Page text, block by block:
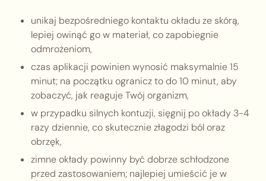
unikaj bezpośredniego kontaktu okładu ze skórą,
lepiej owinąć go w materiał, co zapobiegnie
odmrożeniom,
czas aplikacji powinien wynosić maksymalnie 15
minut; na początku ogranicz to do 10 minut, aby
zobaczyć, jak reaguje Twój organizm,
w przypadku silnych kontuzji, sięgnij po okłady 3-4
razy dziennie, co skutecznie złagodzi ból oraz
obrzęk,
zimne okłady powinny być dobrze schłodzone
przed zastosowaniem; najlepiej umieścić je w